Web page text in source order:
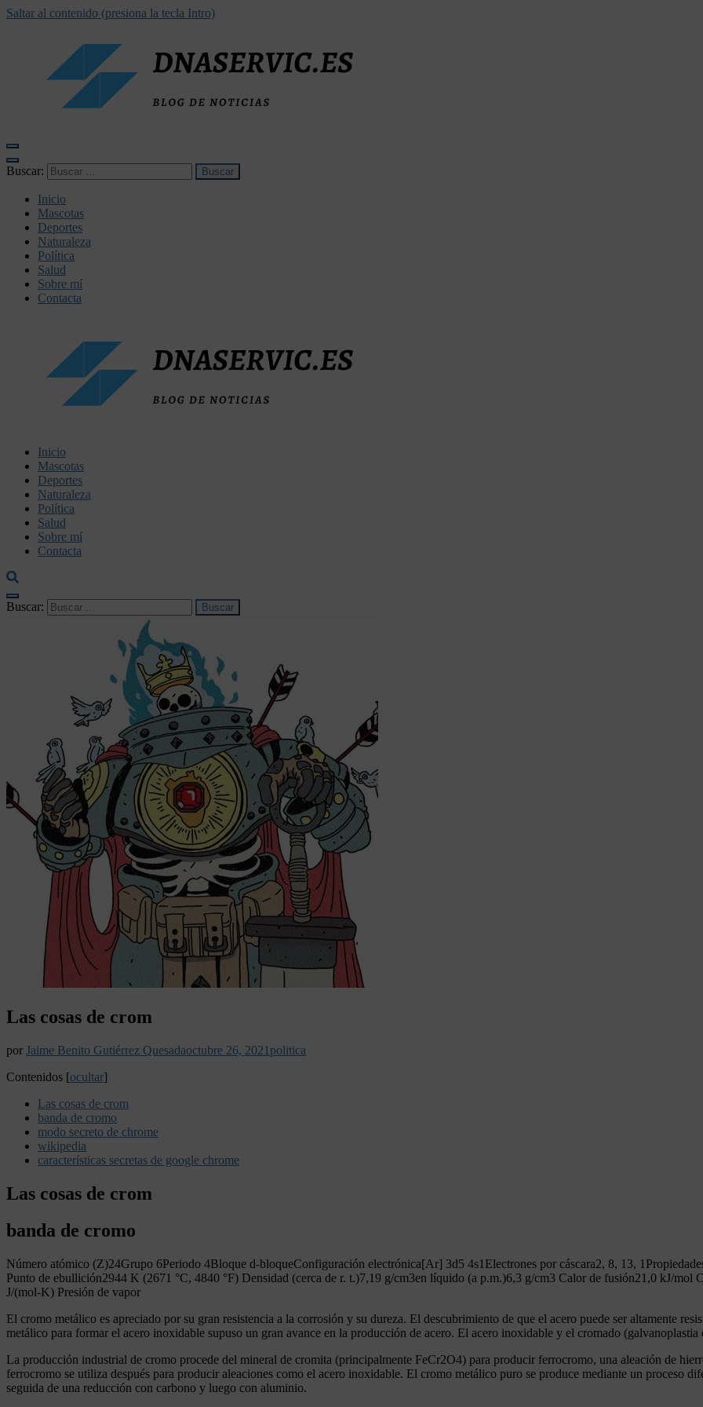
Saltar al contenido (presiona la tecla Intro)
Buscar:
Inicio
Mascotas
Deportes
Naturaleza
Política
Salud
Sobre mí
Contacta
dnaservic.es
Inicio
Mascotas
Deportes
Naturaleza
Política
Salud
Sobre mí
Contacta
Buscar:
Las cosas de crom
por Jaime Benito Gutiérrez Quesadaoctubre 26, 2021 politica
Contenidos [ocultar]
Las cosas de crom
banda de cromo
modo secreto de chrome
wikipedia
características secretas de google chrome
Las cosas de crom
banda de cromo
Número atómico (Z)24Grupo 6Periodo 4Bloque d-bloqueConfiguración electrónica[Ar] 3d5 4s1Electrones por cáscara2, 8, 13,
Punto de ebullición2944 K (2671 °C, 4840 °F) Densidad (cerca de r. t.)7,19 g/cm3en líquido (a p.m.)6,3 g/cm3 Calor de fusión21,0 kJ/
J/(mol-K) Presión de vapor
El cromo metálico es apreciado por su gran resistencia a la corrosión y su dureza. El descubrimiento de que el acero puede ser altamente
metálico para formar el acero inoxidable supuso un gran avance en la producción de acero. El acero inoxidable y el cromado
La producción industrial de cromo procede del mineral de cromita (principalmente FeCr2O4) para producir ferrocromo, una aleación de
ferrocromo se utiliza después para producir aleaciones como el acero inoxidable. El cromo metálico puro se produce mediante un proceso
seguida de una reducción con carbono y luego con aluminio.